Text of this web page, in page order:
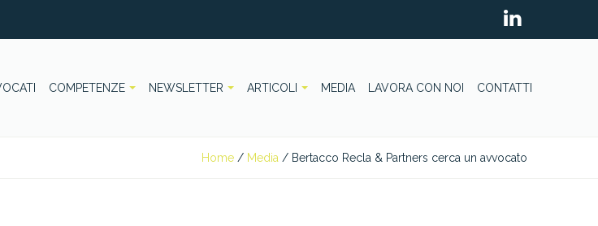
COMPETENZE NEWSLETTER ARTICOLI MEDIA LAVORA CON NOI CONTATTI
Home / Media / Bertacco Recla & Partners cerca un avvocato